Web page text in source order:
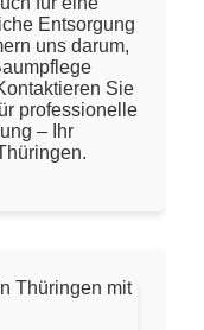
Entsorgung
uns darum,
Sie
professionelle
– Ihr